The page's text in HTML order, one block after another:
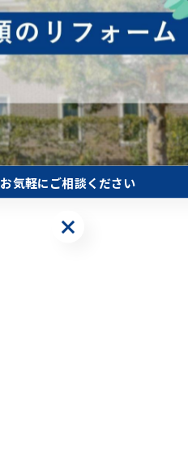
お気軽にご相談ください
お気軽にご相談ください